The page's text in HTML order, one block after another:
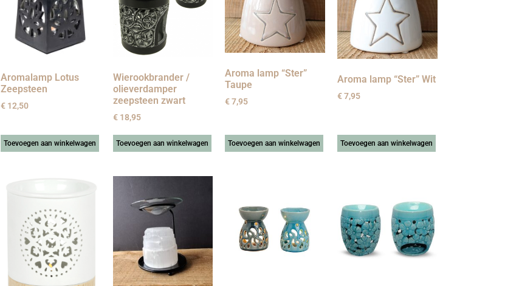
Aromalamp Lotus
Zeepsteen
€12,50
Toevoegen aan winkelwagen
Wierookbrander /
olieverdamper
zeepsteen zwart
€18,95
Toevoegen aan winkelwagen
Aroma lamp “Ster”
Taupe
€7,95
Toevoegen aan winkelwagen
Aroma lamp “Ster” Wit
€7,95
Toevoegen aan winkelwagen